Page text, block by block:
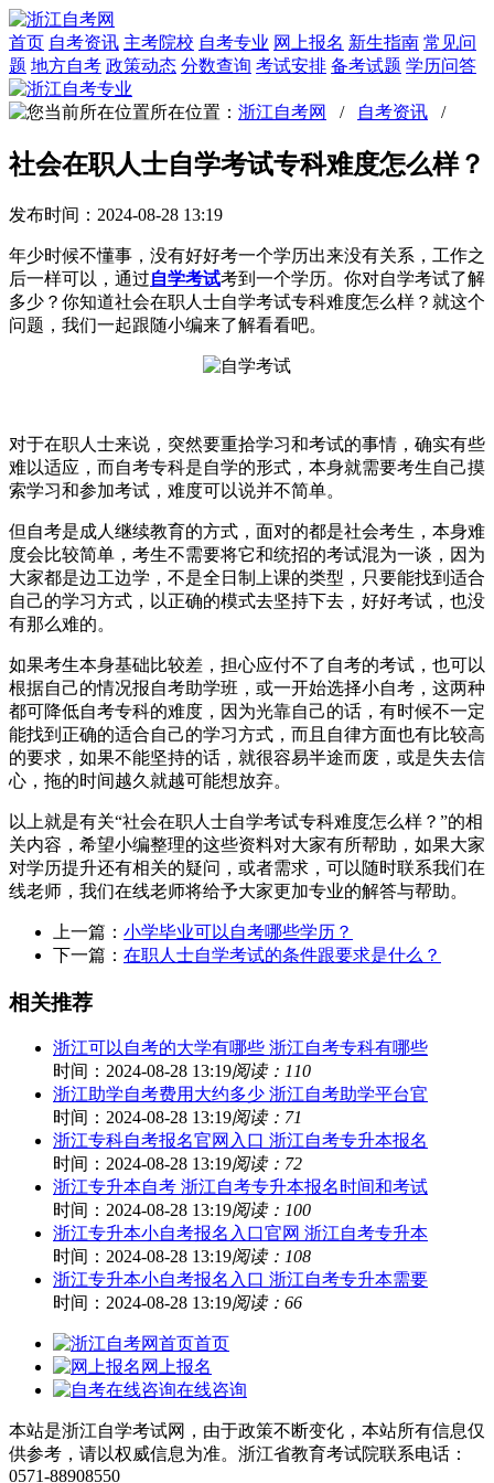
首页 自考资讯 主考院校 自考专业 网上报名 新生指南 常见问
题 地方自考 政策动态 分数查询 考试安排 备考试题 学历问答
所在位置： 浙江自考网 / 自考资讯 /
社会在职人士自学考试专科难度怎么样？
发布时间：2024-08-28 13:19
年少时候不懂事，没有好好考一个学历出来没有关系，工作之
后一样可以，通过自学考试考到一个学历。你对自学考试了解
多少？你知道社会在职人士自学考试专科难度怎么样？就这个
问题，我们一起跟随小编来了解看看吧。
对于在职人士来说，突然要重拾学习和考试的事情，确实有些
难以适应，而自考专科是自学的形式，本身就需要考生自己摸
索学习和参加考试，难度可以说并不简单。
但自考是成人继续教育的方式，面对的都是社会考生，本身难
度会比较简单，考生不需要将它和统招的考试混为一谈，因为
大家都是边工边学，不是全日制上课的类型，只要能找到适合
自己的学习方式，以正确的模式去坚持下去，好好考试，也没
有那么难的。
如果考生本身基础比较差，担心应付不了自考的考试，也可以
根据自己的情况报自考助学班，或一开始选择小自考，这两种
都可降低自考专科的难度，因为光靠自己的话，有时候不一定
能找到正确的适合自己的学习方式，而且自律方面也有比较高
的要求，如果不能坚持的话，就很容易半途而废，或是失去信
心，拖的时间越久就越可能想放弃。
以上就是有关“社会在职人士自学考试专科难度怎么样？”的相
关内容，希望小编整理的这些资料对大家有所帮助，如果大家
对学历提升还有相关的疑问，或者需求，可以随时联系我们在
线老师，我们在线老师将给予大家更加专业的解答与帮助。
上一篇： 小学毕业可以自考哪些学历？
下一篇： 在职人士自学考试的条件跟要求是什么？
相关推荐
浙江可以自考的大学有哪些 浙江自考专科有哪些
时间：2024-08-28 13:19阅读：110
浙江助学自考费用大约多少 浙江自考助学平台官
时间：2024-08-28 13:19阅读：71
浙江专科自考报名官网入口 浙江自考专升本报名
时间：2024-08-28 13:19阅读：72
浙江专升本自考 浙江自考专升本报名时间和考试
时间：2024-08-28 13:19阅读：100
浙江专升本小自考报名入口官网 浙江自考专升本
时间：2024-08-28 13:19阅读：108
浙江专升本小自考报名入口 浙江自考专升本需要
时间：2024-08-28 13:19阅读：66
首页
网上报名
在线咨询
本站是浙江自学考试网，由于政策不断变化，本站所有信息仅
供参考，请以权威信息为准。浙江省教育考试院联系电话：
0571-88908550